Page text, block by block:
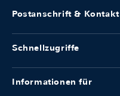
Postanschrift & Kontakt
Schnellzugriffe
Informationen für